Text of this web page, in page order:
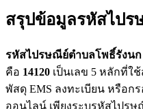
สรุปข้อมูลรหัสไป
รหัสไปรษณีย์ตำบลโพธิ์รังนก
คือ 14120 เป็นเลข 5 หลักที่ใ
พัสดุ EMS ลงทะเบียน หรือก
ออนไลน์ เพียงระบุรหัสไปรษ